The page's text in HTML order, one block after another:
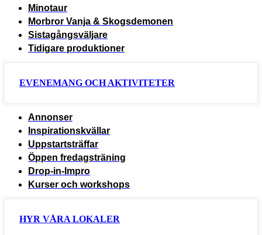
Minotaur
Morbror Vanja & Skogsdemonen
Sistagångsväljare
Tidigare produktioner
EVENEMANG OCH AKTIVITETER
Annonser
Inspirationskvällar
Uppstartsträffar
Öppen fredagsträning
Drop-in-Impro
Kurser och workshops
HYR VÅRA LOKALER